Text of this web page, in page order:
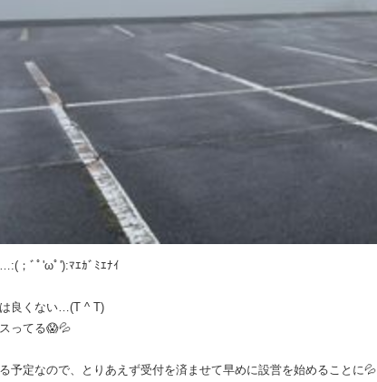
；ﾞﾟ'ωﾟ'):ﾏｴｶﾞﾐｴﾅｲ
良くない…(T ^ T)
ってる😱💦
予定なので、とりあえず受付を済ませて早めに設営を始めることに💦